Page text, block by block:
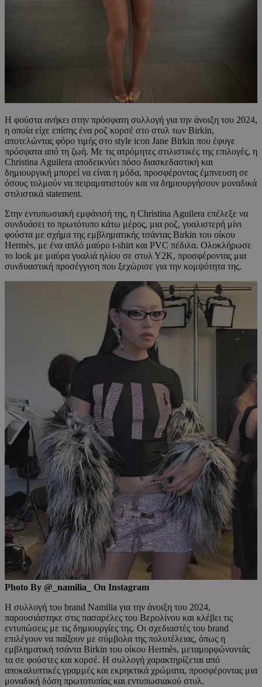
Η φούστα ανήκει στην πρόσφατη συλλογή για την άνοιξη του 2024,
η οποία είχε επίσης ένα ροζ κορσέ στο στυλ των Birkin,
αποτελώντας φόρο τιμής στο style icon Jane Birkin που έφυγε
πρόσφατα από τη ζωή. Με τις ατρόμητες στιλιστικές της επιλογές, η
Christina Aguilera αποδεικνύει πόσο διασκεδαστική και
δημιουργική μπορεί να είναι η μόδα, προσφέροντας έμπνευση σε
όσους τολμούν να πειραματιστούν και να δημιουργήσουν μοναδικά
στιλιστικά statement.
Στην εντυπωσιακή εμφάνισή της, η Christina Aguilera επέλεξε να
συνδυάσει το πρωτότυπο κάτω μέρος, μια ροζ, γυαλιστερή μίνι
φούστα με σχήμα της εμβληματικής τσάντας Birkin του οίκου
Hermès, με ένα απλό μαύρο t-shirt και PVC πέδιλα. Ολοκλήρωσε
το look με μαύρα γυαλιά ηλίου σε στυλ Υ2Κ, προσφέροντας μια
συνδυαστική προσέγγιση που ξεχώρισε για την κομψότητα της.
Photo By @_namilia_ On Instagram
Η συλλογή του brand Namilia για την άνοιξη του 2024,
παρουσιάστηκε στις πασαρέλες του Βερολίνου και κλέβει τις
εντυπώσεις με τις δημιουργίες της. Οι σχεδιαστές του brand
επιλέγουν να παίξουν με σύμβολα της πολυτέλειας, όπως η
εμβληματική τσάντα Birkin του οίκου Hermès, μεταμορφώνοντάς
τα σε φούστες και κορσέ. Η συλλογή χαρακτηρίζεται από
αποκαλυπτικές γραμμές και εκρηκτικά χρώματα, προσφέροντας μια
μοναδική δόση πρωτοτυπίας και εντυπωσιακού στυλ.